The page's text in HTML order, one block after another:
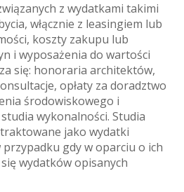
z wydatkami takimi
włącznie z leasingiem lub
koszty zakupu lub
i wyposażenia do wartości
się: honoraria architektów,
opłaty za doradztwo
środowiskowego i
wykonalności. Studia
jako wydatki
gdy w oparciu o ich
wydatków opisanych